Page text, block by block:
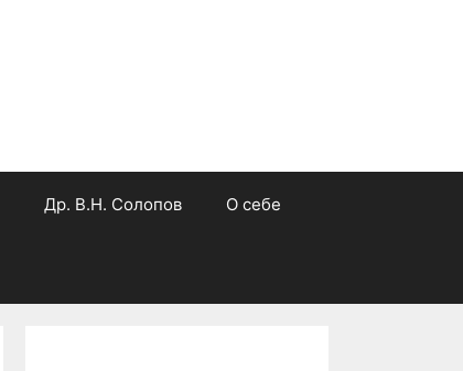
Др. В.Н. Солопов О себе